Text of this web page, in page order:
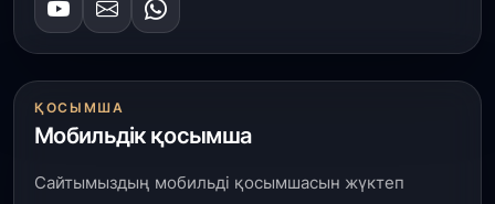
30 шілде, 2026
Қордайлық қыз-келіншектер ұлттық нақыштағы
креативті бұйымдар шығаруда
29 шілде, 2026
акциясы өтті
ҚОСЫМША
Мобильдік қосымша
Сайтымыздың мобильді қосымшасын жүктеп